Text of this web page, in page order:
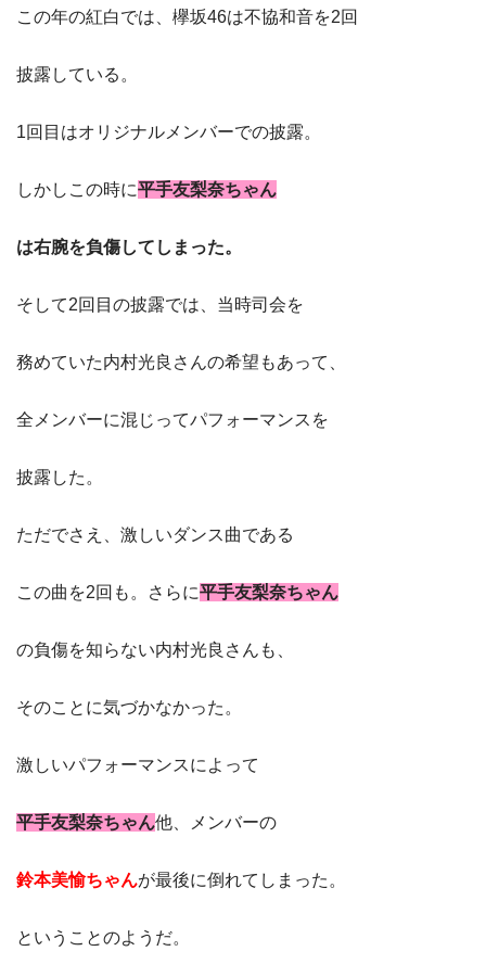
この年の紅白では、欅坂46は不協和音を2回
披露している。
1回目はオリジナルメンバーでの披露。
しかしこの時に平手友梨奈ちゃん
は右腕を負傷してしまった。
そして2回目の披露では、当時司会を
務めていた内村光良さんの希望もあって、
全メンバーに混じってパフォーマンスを
披露した。
ただでさえ、激しいダンス曲である
この曲を2回も。さらに平手友梨奈ちゃん
の負傷を知らない内村光良さんも、
そのことに気づかなかった。
激しいパフォーマンスによって
平手友梨奈ちゃん他、メンバーの
鈴本美愉ちゃんが最後に倒れてしまった。
ということのようだ。